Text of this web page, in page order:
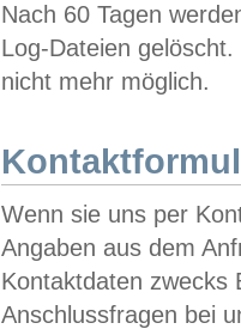
Nach 60 Tagen
Log-Dateien
nicht mehr möglich.
Wenn sie uns per
Angaben aus dem
Kontaktdaten zwecks
Anschlussfragen bei